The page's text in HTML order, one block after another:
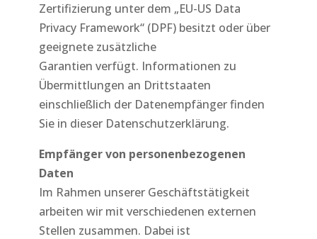
Zertifizierung unter dem „EU-US Data
Privacy Framework“ (DPF) besitzt oder über
geeignete zusätzliche
Garantien verfügt. Informationen zu
Übermittlungen an Drittstaaten
einschließlich der Datenempfänger finden
Sie in dieser Datenschutzerklärung.
Empfänger von personenbezogenen
Daten
Im Rahmen unserer Geschäftstätigkeit
arbeiten wir mit verschiedenen externen
Stellen zusammen. Dabei ist